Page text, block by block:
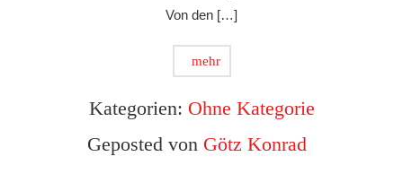
Von den […]
mehr
Kategorien: Ohne Kategorie
Geposted von Götz Konrad